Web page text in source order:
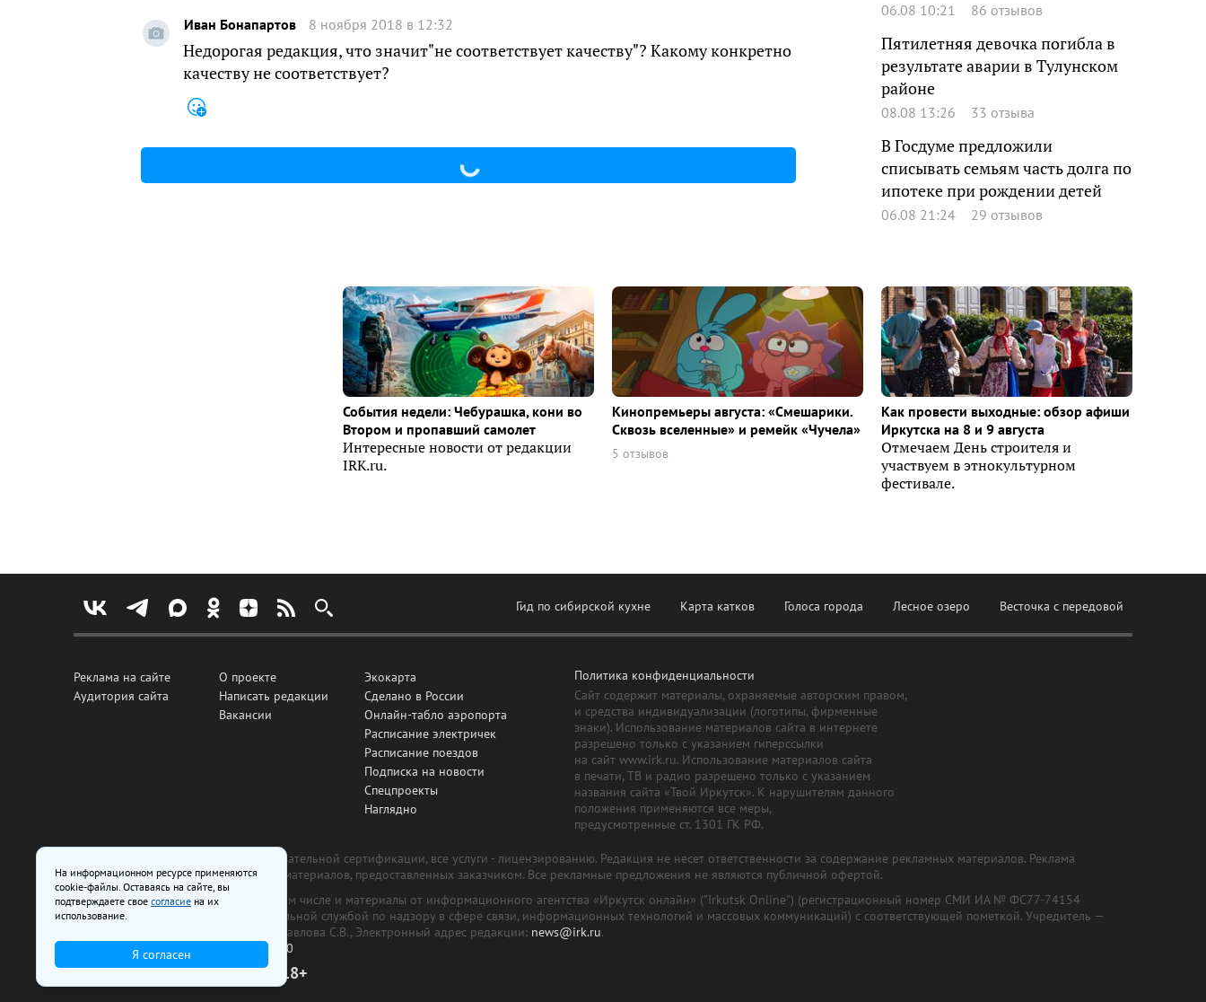
Иван Бонапартов 8 ноября 2018 в 12:32
Недорогая редакция, что значит"не соответствует качеству"? Какому конкретно
качеству не соответствует?
06.08 10:21 86 отзывов
Пятилетняя девочка погибла в
результате аварии в Тулунском
районе
08.08 13:26 33 отзыва
В Госдуме предложили
списывать семьям часть долга по
ипотеке при рождении детей
06.08 21:24 29 отзывов
События недели: Чебурашка, кони во
Втором и пропавший самолет
Интересные новости от редакции
IRK.ru.
Кинопремьеры августа: «Смешарики.
Сквозь вселенные» и ремейк «Чучела»
5 отзывов
Как провести выходные: обзор афиши
Иркутска на 8 и 9 августа
Отмечаем День строителя и
участвуем в этнокультурном
фестивале.
Гид по сибирской кухне Карта катков Голоса города Лесное озеро Весточка с передовой
Реклама на сайте
Аудитория сайта
О проекте
Написать редакции
Вакансии
Экокарта
Сделано в России
Онлайн-табло аэропорта
Расписание электричек
Расписание поездов
Подписка на новости
Спецпроекты
Наглядно
Политика конфиденциальности
Сайт содержит материалы, охраняемые авторским правом,
и средства индивидуализации (логотипы, фирменные
знаки). Использование материалов сайта в интернете
разрешено только с указанием гиперссылки
на сайт www.irk.ru. Использование материалов сайта
в печати, ТВ и радио разрешено только с указанием
названия сайта «Твой Иркутск». К нарушителям данного
положения применяются все меры,
предусмотренные ст. 1301 ГК РФ.
Все рекламные товары подлежат обязательной сертификации, все услуги - лицензированию. Редакция не несет ответственности за содержание рекламных материалов. Реклама
изготовлена и размещена на основе материалов, предоставленных заказчиком. Все рекламные предложения не являются публичной офертой.
На сайте www.irk.ru размещаются в том числе и материалы от информационного агентства «Иркутск онлайн» ("Irkutsk Online") (регистрационный номер СМИ ИА № ФС77-74154
от 29 октября 2018 г., выдан Федеральной службой по надзору в сфере связи, информационных технологий и массовых коммуникаций) с соответствующей пометкой. Учредитель —
ООО «Ирк.ру». Главный редактор — Павлова С.В., Электронный адрес редакции: news@irk.ru.
Телефон редакции:
+7 (3952) 48-88-50
18+
На информационном ресурсе применяются
cookie-файлы. Оставаясь на сайте, вы
подтверждаете свое согласие на их
использование.
Я согласен